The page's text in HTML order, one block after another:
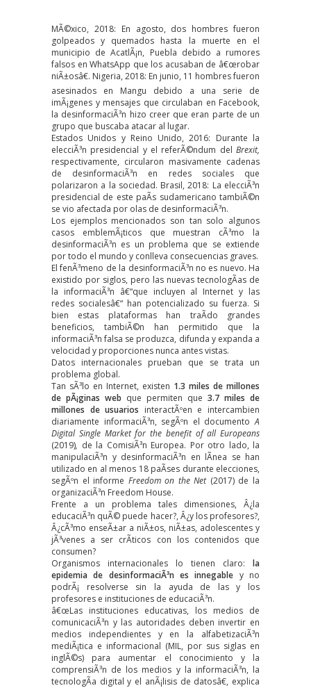
MÃ©xico, 2018: En agosto, dos hombres fueron
golpeados y quemados hasta la muerte en el
municipio de AcatlÃ¡n, Puebla debido a rumores
falsos en WhatsApp que los acusaban de â€œrobar
niÃ±osâ€. Nigeria, 2018: En junio, 11 hombres fueron
asesinados en Mangu debido a una serie de
imÃ¡genes y mensajes que circulaban en Facebook,
la desinformaciÃ³n hizo creer que eran parte de un
grupo que buscaba atacar al lugar.
Estados Unidos y Reino Unido, 2016: Durante la
elecciÃ³n presidencial y el referÃ©ndum del Brexit,
respectivamente, circularon masivamente cadenas
de desinformaciÃ³n en redes sociales que
polarizaron a la sociedad. Brasil, 2018: La elecciÃ³n
presidencial de este paÃ­s sudamericano tambiÃ©n
se vio afectada por olas de desinformaciÃ³n.
Los ejemplos mencionados son tan solo algunos
casos emblemÃ¡ticos que muestran cÃ³mo la
desinformaciÃ³n es un problema que se extiende
por todo el mundo y conlleva consecuencias graves.
ElfenÃ³meno de la desinformaciÃ³n no es nuevo. Ha
existido por siglos, pero las nuevas tecnologÃ­as de
la informaciÃ³n â€“que incluyen al Internet y las
redes socialesâ€“ han potencializado su fuerza. Si
bien estas plataformas han traÃ­do grandes
beneficios, tambiÃ©n han permitido que la
informaciÃ³n falsa se produzca, difunda y expanda a
velocidad y proporciones nunca antes vistas.
Datos internacionales prueban que se trata un
problema global.
Tan sÃ³lo en Internet, existen 1.3 miles de millones
de pÃ¡ginas web que permiten que 3.7 miles de
millones de usuarios interactÃºen e intercambien
diariamente informaciÃ³n, segÃºn el documentoA
Digital Single Market for the benefit of all Europeans
(2019), de la ComisiÃ³n Europea. Por otro lado, la
manipulaciÃ³n y desinformaciÃ³n en lÃ­nea se han
utilizado en al menos 18 paÃ­ses durante elecciones,
segÃºn el informe Freedom on the Net (2017) de la
organizaciÃ³n Freedom House.
Frente a un problema tales dimensiones, Â¿la
educaciÃ³n quÃ© puede hacer?, Â¿y los profesores?,
Â¿cÃ³mo enseÃ±ar a niÃ±os, niÃ±as, adolescentes y
jÃ³venes a ser crÃ­ticos con los contenidos que
consumen?
Organismos internacionales lo tienen claro: la
epidemia de desinformaciÃ³n es innegable y no
podrÃ¡ resolverse sin la ayuda de las y los
profesores e instituciones de educaciÃ³n.
â€œLas instituciones educativas, los medios de
comunicaciÃ³n y las autoridades deben invertir en
medios independientes y en la alfabetizaciÃ³n
mediÃ¡tica e informacional (MIL, por sus siglas en
inglÃ©s) para aumentar el conocimiento y la
comprensiÃ³n de los medios y la informaciÃ³n, la
tecnologÃ­a digital y el anÃ¡lisis de datosâ€, explica